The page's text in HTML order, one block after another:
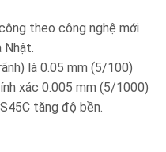
theo công nghệ mới
Nhật.
là 0.05 mm (5/100)
xác 0.005 mm (5/1000)
tăng độ bền.
Ký HK-KC14 số lượng